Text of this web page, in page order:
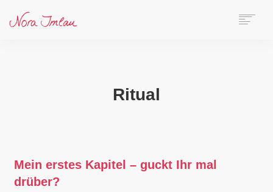
KONTAKT
Ritual
Mein erstes Kapitel – guckt Ihr mal
drüber?